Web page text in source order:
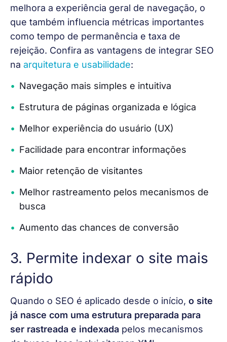
melhora a experiência geral de navegação, o
que também influencia métricas importantes
como tempo de permanência e taxa de
rejeição. Confira as vantagens de integrar SEO
na arquitetura e usabilidade:
Navegação mais simples e intuitiva
Estrutura de páginas organizada e lógica
Melhor experiência do usuário (UX)
Facilidade para encontrar informações
Maior retenção de visitantes
Melhor rastreamento pelos mecanismos de
busca
Aumento das chances de conversão
3. Permite indexar o site mais
rápido
Quando o SEO é aplicado desde o início, o site
já nasce com uma estrutura preparada para
ser rastreada e indexada pelos mecanismos